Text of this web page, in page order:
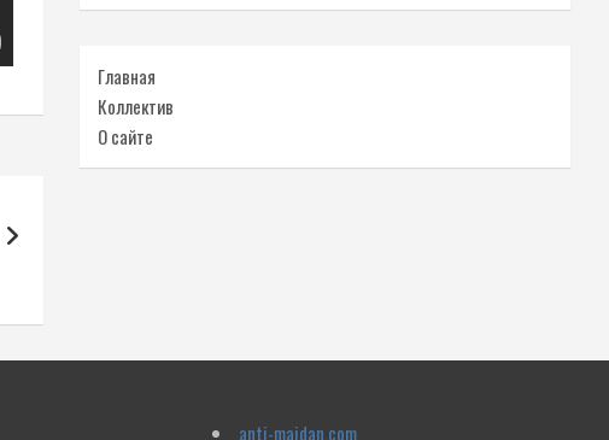
Главная
Коллектив
О сайте
anti-maidan.com